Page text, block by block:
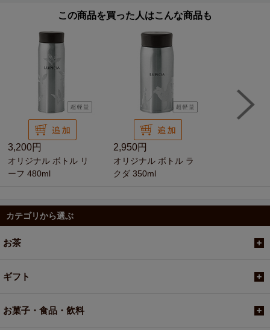
この商品を買った人はこんな商品も
3,200円
オリジナル ボトル リ
ーフ 480ml
2,950円
オリジナル ボトル ラ
クダ 350ml
カテゴリから選ぶ
お茶
ギフト
お菓子・食品・飲料